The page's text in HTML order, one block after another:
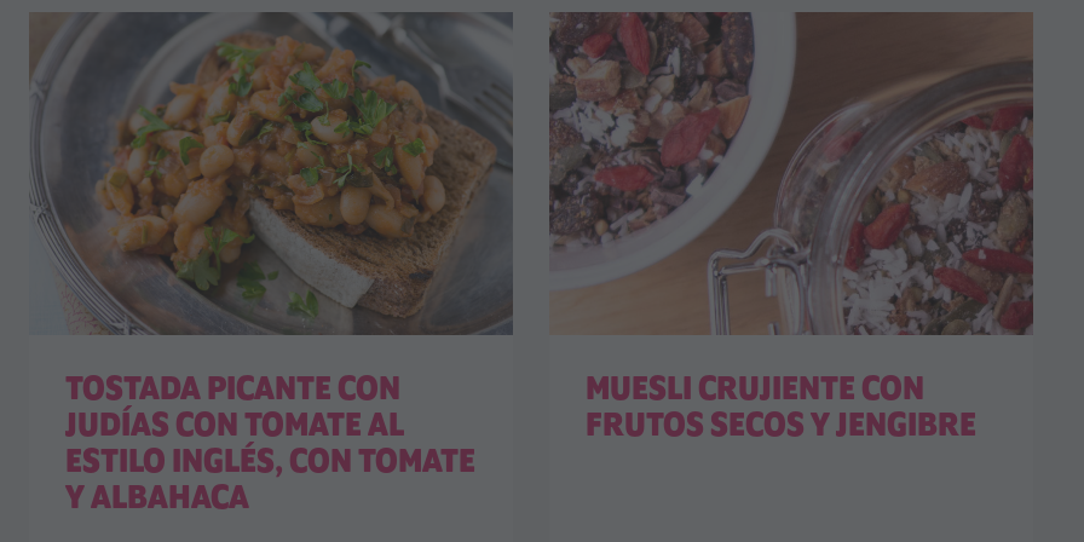
TOSTADA PICANTE CON
JUDÍAS CON TOMATE AL
ESTILO INGLÉS, CON TOMATE
Y ALBAHACA
MUESLI CRUJIENTE CON
FRUTOS SECOS Y JENGIBRE